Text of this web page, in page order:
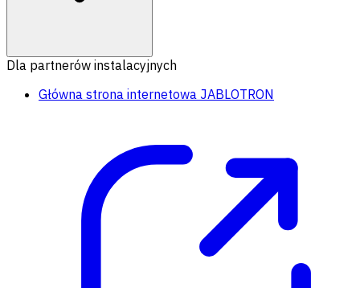
Dla partnerów instalacyjnych
Główna strona internetowa JABLOTRON